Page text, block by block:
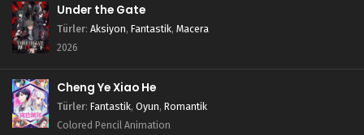
Tales of Herding Gods 45.Bölüm izle
Tales of Herding Gods 44.Bölüm izle
Blm 44 - Ağustos 17, 2025
Under the Gate
Türler: Aksiyon, Fantastik, Macera
2026
Cheng Ye Xiao He
Türler: Fantastik, Oyun, Romantik
Colored Pencil Animation